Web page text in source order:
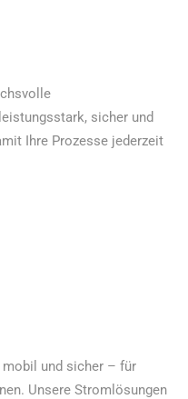
sicher und
Ihre Prozesse jederzeit
und sicher – für
Unsere Stromlösungen